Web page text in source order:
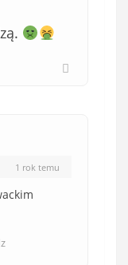
1 rok temu